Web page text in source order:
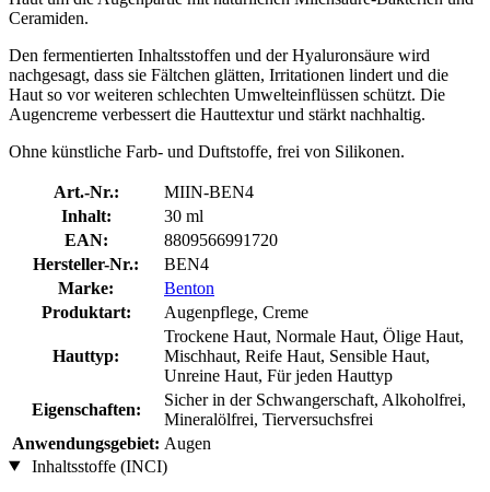
Ceramiden.
Den fermentierten Inhaltsstoffen und der Hyaluronsäure wird
nachgesagt, dass sie Fältchen glätten, Irritationen lindert und die
Haut so vor weiteren schlechten Umwelteinflüssen schützt. Die
Augencreme verbessert die Hauttextur und stärkt nachhaltig.
Ohne künstliche Farb- und Duftstoffe, frei von Silikonen.
Art.-Nr.:
MIIN-BEN4
Inhalt:
30 ml
EAN:
8809566991720
Hersteller-Nr.:
BEN4
Marke:
Benton
Produktart:
Augenpflege, Creme
Hauttyp:
Trockene Haut, Normale Haut, Ölige Haut,
Mischhaut, Reife Haut, Sensible Haut,
Unreine Haut, Für jeden Hauttyp
Eigenschaften:
Sicher in der Schwangerschaft, Alkoholfrei,
Mineralölfrei, Tierversuchsfrei
Anwendungsgebiet: Augen
Inhaltsstoffe (INCI)